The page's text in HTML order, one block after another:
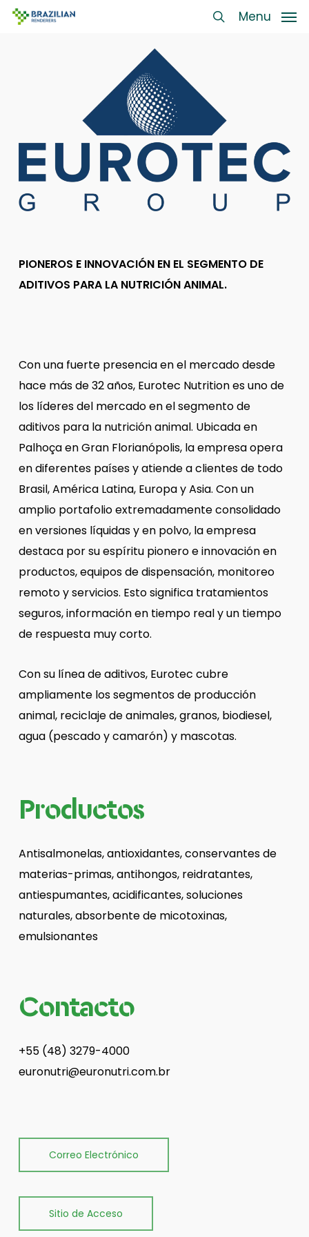
Skip
Menu
PIONEROS E INNOVACIÓN EN EL SEGMENTO DE
ADITIVOS PARA LA NUTRICIÓN ANIMAL.
Con una fuerte presencia en el mercado desde
hace más de 32 años, Eurotec Nutrition es uno de
los líderes del mercado en el segmento de
aditivos para la nutrición animal. Ubicada en
Palhoça en Gran Florianópolis, la empresa opera
en diferentes países y atiende a clientes de todo
Brasil, América Latina, Europa y Asia. Con un
amplio portafolio extremadamente consolidado
en versiones líquidas y en polvo, la empresa
destaca por su espíritu pionero e innovación en
productos, equipos de dispensación, monitoreo
remoto y servicios. Esto significa tratamientos
seguros, información en tiempo real y un tiempo
de respuesta muy corto.
Con su línea de aditivos, Eurotec cubre
ampliamente los segmentos de producción
animal, reciclaje de animales, granos, biodiesel,
agua (pescado y camarón) y mascotas.
Productos
Antisalmonelas, antioxidantes, conservantes de
materias-primas, antihongos, reidratantes,
antiespumantes, acidificantes, soluciones
naturales, absorbente de micotoxinas,
emulsionantes
Contacto
+55 (48) 3279-4000
euronutri@euronutri.com.br
Correo Electrónico
Sitio de Acceso
Menu